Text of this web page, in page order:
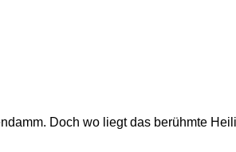
Doch wo liegt das berühmte